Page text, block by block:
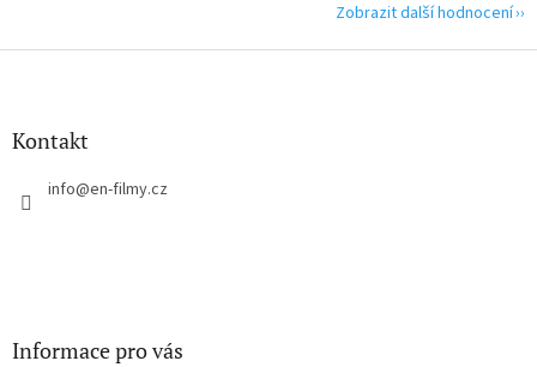
Zobrazit další hodnocení
Z
Kontakt
info@en-filmy.cz
Informace pro vás